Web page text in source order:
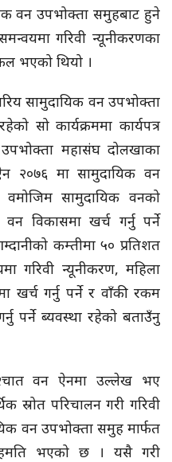
वन उपभोक्ता समुहबाट हुने
गरिवी न्यूनीकरणका
भएको थियो ।
सामुदायिक वन उपभोक्ता
सो कार्यक्रममा कार्यपत्र
महासंघ दोलखाका
२०७६ मा सामुदायिक वन
वमोजिम सामुदायिक वनको
विकासमा खर्च गर्नु पर्ने
कम्तीमा ५० प्रतिशत
गरिवी न्यूनीकरण, महिला
खर्च गर्नु पर्ने र वाँकी रकम
पर्ने ब्यवस्था रहेको बताउँनु
वन ऐनमा उल्लेख भए
स्रोत परिचालन गरी गरिवी
वन उपभोक्ता समुह मार्फत
भएको छ । यसै गरी